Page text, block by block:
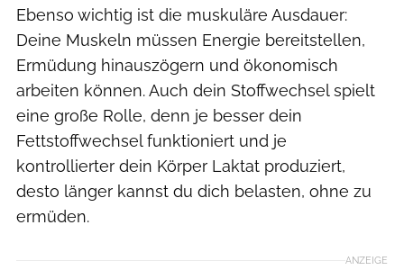
Ebenso wichtig ist die muskuläre Ausdauer:
Deine Muskeln müssen Energie bereitstellen,
Ermüdung hinauszögern und ökonomisch
arbeiten können. Auch dein Stoffwechsel spielt
eine große Rolle, denn je besser dein
Fettstoffwechsel funktioniert und je
kontrollierter dein Körper Laktat produziert,
desto länger kannst du dich belasten, ohne zu
ermüden.
ANZEIGE